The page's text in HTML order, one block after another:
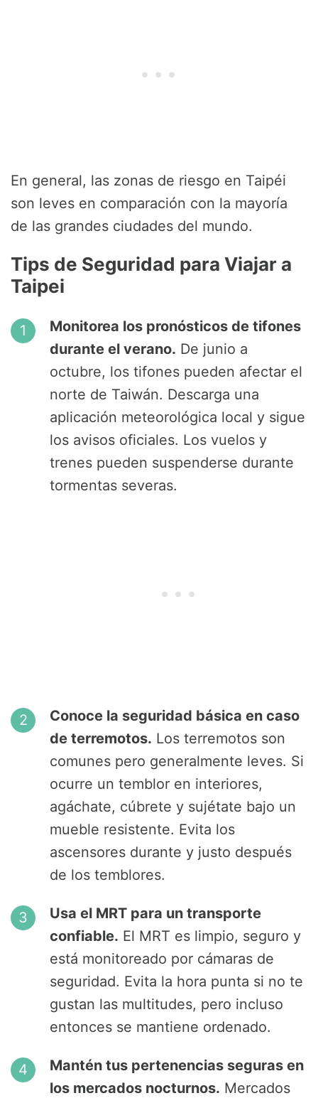
En general, las zonas de riesgo en Taipéi
son leves en comparación con la mayoría
de las grandes ciudades del mundo.
Tips de Seguridad para Viajar a
Taipei
Monitorea los pronósticos de tifones
durante el verano. De junio a
octubre, los tifones pueden afectar el
norte de Taiwán. Descarga una
aplicación meteorológica local y sigue
los avisos oficiales. Los vuelos y
trenes pueden suspenderse durante
tormentas severas.
Conoce la seguridad básica en caso
de terremotos. Los terremotos son
comunes pero generalmente leves. Si
ocurre un temblor en interiores,
agáchate, cúbrete y sujétate bajo un
mueble resistente. Evita los
ascensores durante y justo después
de los temblores.
Usa el MRT para un transporte
confiable. El MRT es limpio, seguro y
está monitoreado por cámaras de
seguridad. Evita la hora punta si no te
gustan las multitudes, pero incluso
entonces se mantiene ordenado.
Mantén tus pertenencias seguras en
los mercados nocturnos. Mercados